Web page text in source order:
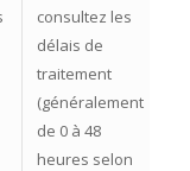
consultez les
délais de
traitement
(généralement
de 0 à 48
heures selon